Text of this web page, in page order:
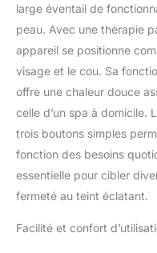
large éventail de
peau. Avec une thérapie
appareil se positionne
visage et le cou. Sa
offre une chaleur douce
celle d’un spa à domicile.
trois boutons simples
fonction des besoins
essentielle pour cibler
fermeté au teint éclatant.
Facilité et confort